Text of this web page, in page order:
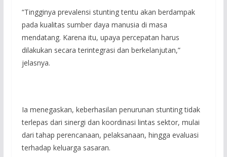
“Tingginya prevalensi stunting tentu akan berdampak
pada kualitas sumber daya manusia di masa
mendatang. Karena itu, upaya percepatan harus
dilakukan secara terintegrasi dan berkelanjutan,”
jelasnya.
Ia menegaskan, keberhasilan penurunan stunting tidak
terlepas dari sinergi dan koordinasi lintas sektor, mulai
dari tahap perencanaan, pelaksanaan, hingga evaluasi
terhadap keluarga sasaran.